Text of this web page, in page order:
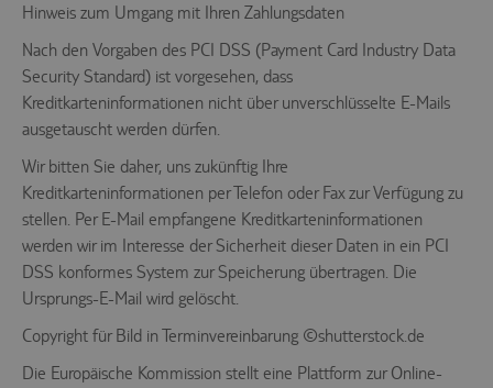
Hinweis zum Umgang mit Ihren Zahlungsdaten
Nach den Vorgaben des PCI DSS (Payment Card Industry Data
Security Standard) ist vorgesehen, dass
Kreditkarteninformationen nicht über unverschlüsselte E-Mails
ausgetauscht werden dürfen.
Wir bitten Sie daher, uns zukünftig Ihre
Kreditkarteninformationen per Telefon oder Fax zur Verfügung zu
stellen. Per E-Mail empfangene Kreditkarteninformationen
werden wir im Interesse der Sicherheit dieser Daten in ein PCI
DSS konformes System zur Speicherung übertragen. Die
Ursprungs-E-Mail wird gelöscht.
Copyright für Bild in Terminvereinbarung ©shutterstock.de
Die Europäische Kommission stellt eine Plattform zur Online-
e-consent .trc.easyweb.travel
Einstellungen
econ_easywebtui .trc.easyweb.travel
Steuerung und
innerhalb der
technischen
Infrastruktur.
PHPSESSID
Steuerung und
Zuordnung der
innerhalb der
technischen
Infrastruktur.